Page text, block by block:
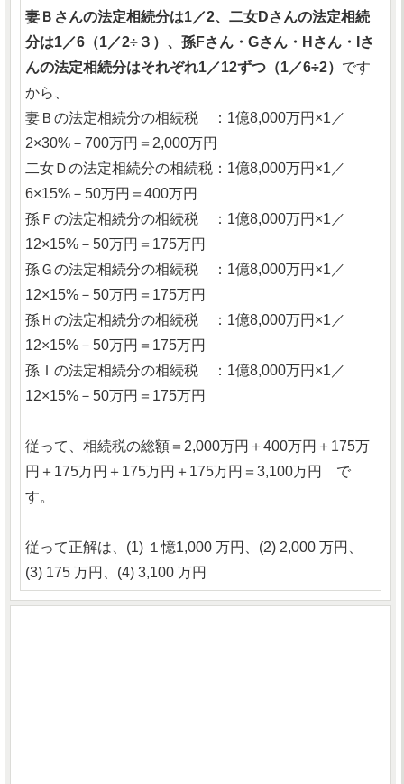
妻Ｂさんの法定相続分は1／2、二女Dさんの法定相続
分は1／6（1／2÷３）、孫Fさん・Gさん・Hさん・Iさ
んの法定相続分はそれぞれ1／12ずつ（1／6÷2） です
から、
妻Ｂの法定相続分の相続税 ：1億8,000万円×1／
2×30%－700万円＝2,000万円
二女Ｄの法定相続分の相続税：1億8,000万円×1／
6×15%－50万円＝400万円
孫Ｆの法定相続分の相続税 ：1億8,000万円×1／
12×15%－50万円＝175万円
孫Ｇの法定相続分の相続税 ：1億8,000万円×1／
12×15%－50万円＝175万円
孫Ｈの法定相続分の相続税 ：1億8,000万円×1／
12×15%－50万円＝175万円
孫Ｉの法定相続分の相続税 ：1億8,000万円×1／
12×15%－50万円＝175万円
従って、相続税の総額＝2,000万円＋400万円＋175万
円＋175万円＋175万円＋175万円＝3,100万円 で
す。
従って正解は、(1) １憶1,000 万円、(2) 2,000 万円、
(3) 175 万円、(4) 3,100 万円